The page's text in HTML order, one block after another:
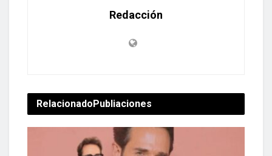
Redacción
RelacionadoPubliaciones